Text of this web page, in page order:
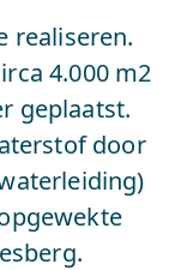
realiseren.
4.000 m2
geplaatst.
door